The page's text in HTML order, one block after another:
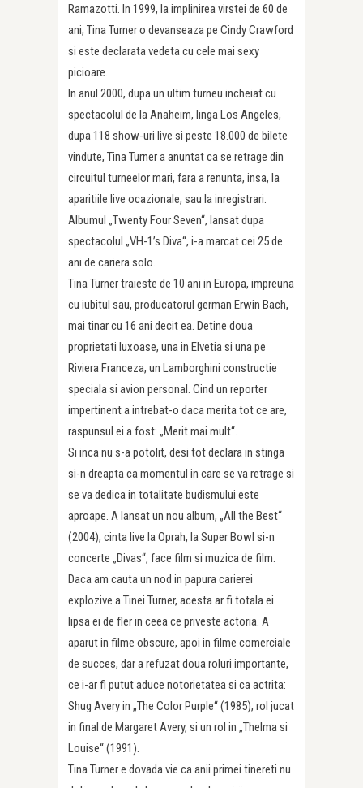
Ramazotti. In 1999, la implinirea virstei de 60 de
ani, Tina Turner o devanseaza pe Cindy Crawford
si este declarata vedeta cu cele mai sexy
picioare.
In anul 2000, dupa un ultim turneu incheiat cu
spectacolul de la Anaheim, linga Los Angeles,
dupa 118 show-uri live si peste 18.000 de bilete
vindute, Tina Turner a anuntat ca se retrage din
circuitul turneelor mari, fara a renunta, insa, la
aparitiile live ocazionale, sau la inregistrari.
Albumul „Twenty Four Seven“, lansat dupa
spectacolul „VH-1’s Diva“, i-a marcat cei 25 de
ani de cariera solo.
Tina Turner traieste de 10 ani in Europa, impreuna
cu iubitul sau, producatorul german Erwin Bach,
mai tinar cu 16 ani decit ea. Detine doua
proprietati luxoase, una in Elvetia si una pe
Riviera Franceza, un Lamborghini constructie
speciala si avion personal. Cind un reporter
impertinent a intrebat-o daca merita tot ce are,
raspunsul ei a fost: „Merit mai mult“.
Si inca nu s-a potolit, desi tot declara in stinga
si-n dreapta ca momentul in care se va retrage si
se va dedica in totalitate budismului este
aproape. A lansat un nou album, „All the Best“
(2004), cinta live la Oprah, la Super Bowl si-n
concerte „Divas“, face film si muzica de film.
Daca am cauta un nod in papura carierei
explozive a Tinei Turner, acesta ar fi totala ei
lipsa ei de fler in ceea ce priveste actoria. A
aparut in filme obscure, apoi in filme comerciale
de succes, dar a refuzat doua roluri importante,
ce i-ar fi putut aduce notorietatea si ca actrita:
Shug Avery in „The Color Purple“ (1985), rol jucat
in final de Margaret Avery, si un rol in „Thelma si
Louise“ (1991).
Tina Turner e dovada vie ca anii primei tinereti nu